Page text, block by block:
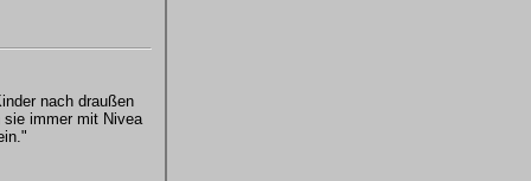
nach draußen
immer mit Nivea